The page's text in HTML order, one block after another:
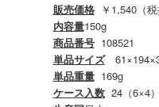
販売価格￥1,540（税
内容量150g
商品番号108521
単品サイズ
単品重量169g
ケース入数24（6×4）